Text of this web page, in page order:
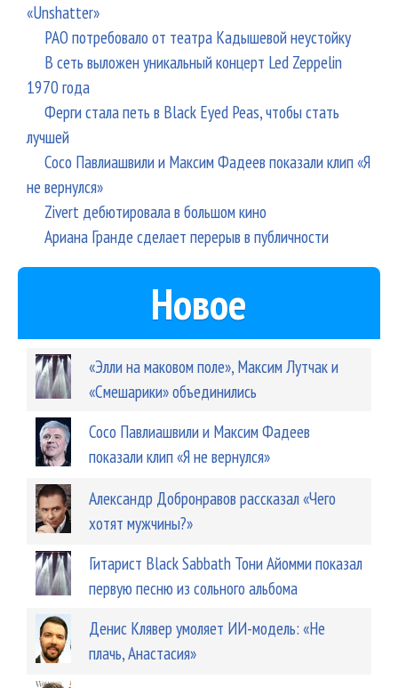
«Unshatter»
РАО потребовало от театра Кадышевой неустойку
В сеть выложен уникальный концерт Led Zeppelin
1970 года
Ферги стала петь в Black Eyed Peas, чтобы стать
лучшей
Сосо Павлиашвили и Максим Фадеев показали клип «Я
не вернулся»
Zivert дебютировала в большом кино
Ариана Гранде сделает перерыв в публичности
Новое
«Элли на маковом поле», Максим Лутчак и
«Смешарики» объединились
Сосо Павлиашвили и Максим Фадеев
показали клип «Я не вернулся»
Александр Добронравов рассказал «Чего
хотят мужчины?»
Гитарист Black Sabbath Тони Айомми показал
первую песню из сольного альбома
Денис Клявер умоляет ИИ-модель: «Не
плачь, Анастасия»